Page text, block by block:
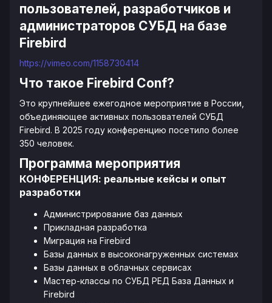
пользователей, разработчиков и
администраторов СУБД на базе
Firebird
https://vimeo.com/1158730414
Что такое Firebird Conf?
Это крупнейшее ежегодное мероприятие в России,
объединяющее активных пользователей СУБД
Firebird. В 2025 году конференцию посетило более
350 человек.
Программа мероприятия
КОНФЕРЕНЦИЯ: реальные кейсы и опыт
разработки
Администрирование баз данных
Прикладная разработка
Миграция на Firebird
Базы данных в высоконагруженных системах
Базы данных в облачных сервисах
Мастер-классы по СУБД РЕД База Данных и
Firebird